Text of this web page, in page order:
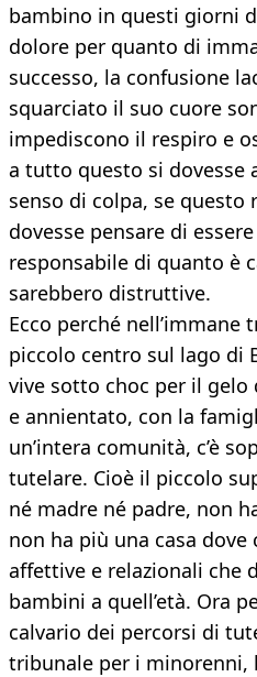
bambino in questi giorni
dolore per quanto di
successo, la confusione
squarciato il suo cuore
impediscono il respiro e
a tutto questo si dovesse
senso di colpa, se questo
dovesse pensare di
responsabile di quanto è
sarebbero distruttive.
Ecco perché
piccolo centro sul lago di
vive sotto choc per il
e annientato, con la
un’intera comunità, c’è
tutelare. Cioè il piccolo
né madre né padre, non
non ha più una casa dove
affettive e relazionali che
bambini a quell’età. Ora
calvario dei percorsi di
tribunale per i minorenni,